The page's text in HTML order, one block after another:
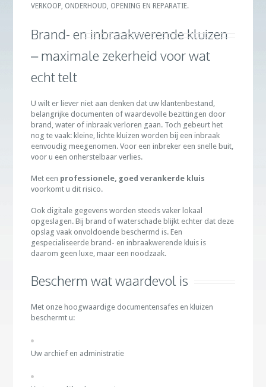
VERKOOP, ONDERHOUD, OPENING EN REPARATIE.
Brand- en inbraakwerende kluizen
– maximale zekerheid voor wat
echt telt
U wilt er liever niet aan denken dat uw klantenbestand,
belangrijke documenten of waardevolle bezittingen door
brand, water of inbraak verloren gaan. Toch gebeurt het
nog te vaak: kleine, lichte kluizen worden bij een inbraak
eenvoudig meegenomen. Voor een inbreker een snelle buit,
voor u een onherstelbaar verlies.
Met een professionele, goed verankerde kluis
voorkomt u dit risico.
Ook digitale gegevens worden steeds vaker lokaal
opgeslagen. Bij brand of waterschade blijkt echter dat deze
opslag vaak onvoldoende beschermd is. Een
gespecialiseerde brand- en inbraakwerende kluis is
daarom geen luxe, maar een noodzaak.
Bescherm wat waardevol is
Met onze hoogwaardige documentensafes en kluizen
beschermt u:
Uw archief en administratie